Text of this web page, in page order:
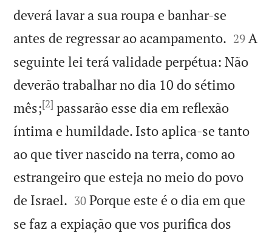
deverá lavar a sua roupa e banhar-se
antes de regressar ao acampamento. 

29 A
seguinte lei terá validade perpétua: Não
deverão trabalhar no dia 10 do sétimo
mês;[2] passarão esse dia em reflexão
íntima e humildade. Isto aplica-se tanto
ao que tiver nascido na terra, como ao
estrangeiro que esteja no meio do povo
de Israel. 

30 Porque este é o dia em que
se faz a expiação que vos purifica dos